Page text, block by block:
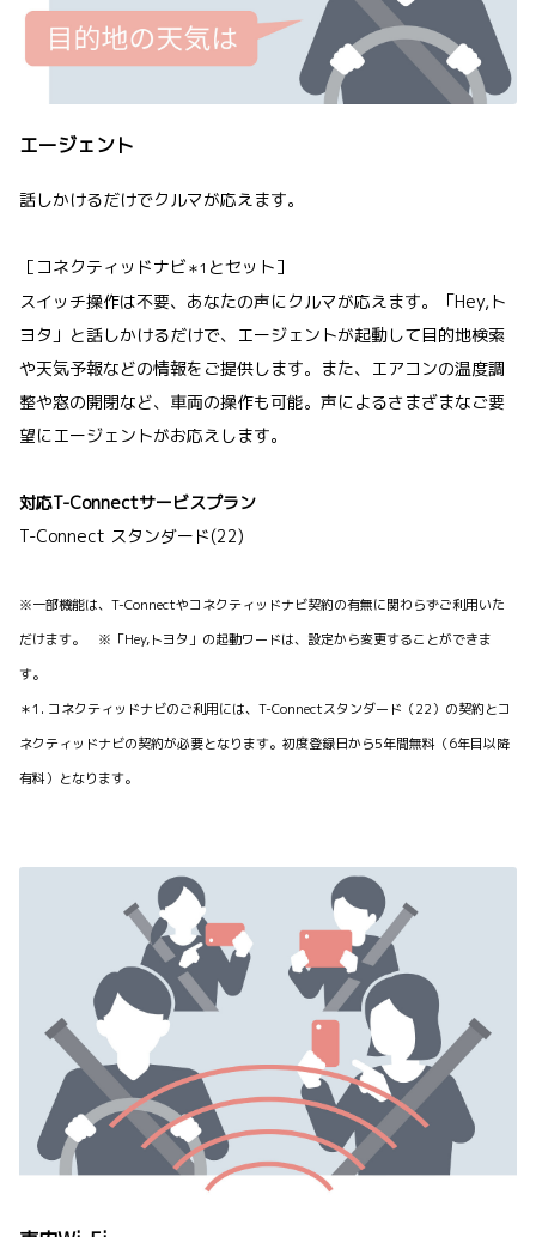
エージェント
話しかけるだけでクルマが応えます。
［コネクティッドナビ＊1 とセット］
スイッチ操作は不要、あなたの声にクルマが応えます。「Hey,ト
ヨタ」と話しかけるだけで、エージェントが起動して目的地検索
や天気予報などの情報をご提供します。また、エアコンの温度調
整や窓の開閉など、車両の操作も可能。声によるさまざまなご要
望にエージェントがお応えします。
対応T-Connectサービスプラン
T-Connect スタンダード(22)
※一部機能は、T-Connectやコネクティッドナビ契約の有無に関わらずご利用いた
だけます。 ※「Hey,トヨタ」の起動ワードは、設定から変更することができま
す。
＊1. コネクティッドナビのご利用には、T-Connectスタンダード（22）の契約とコ
ネクティッドナビの契約が必要となります。初度登録日から5年間無料（6年目以降
有料）となります。